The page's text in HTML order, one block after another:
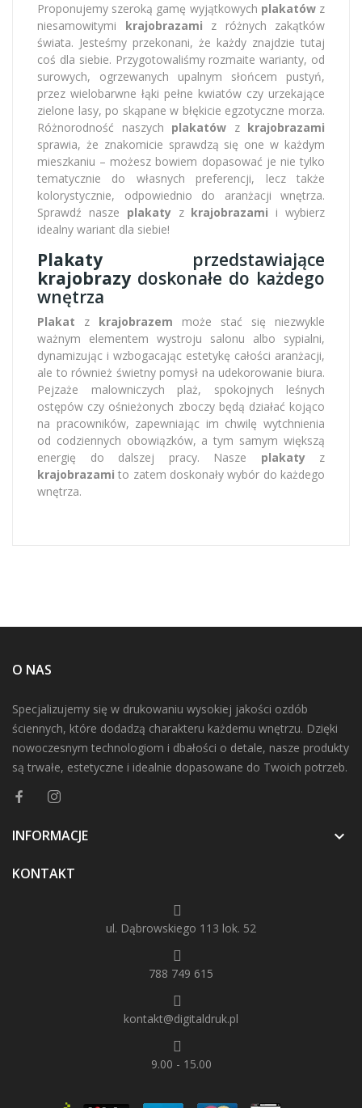
Proponujemy szeroką gamę wyjątkowych plakatów z
niesamowitymi krajobrazami z różnych zakątków
świata. Jesteśmy przekonani, że każdy znajdzie tutaj
coś dla siebie. Przygotowaliśmy rozmaite warianty, od
surowych, ogrzewanych upalnym słońcem pustyń,
przez wielobarwne łąki pełne kwiatów czy urzekające
zielone lasy, po skąpane w błękicie egzotyczne morza.
Różnorodność naszych plakatów z krajobrazami
sprawia, że znakomicie sprawdzą się one w każdym
mieszkaniu – możesz bowiem dopasować je nie tylko
tematycznie do własnych preferencji, lecz także
kolorystycznie, odpowiednio do aranżacji wnętrza.
Sprawdź nasze plakaty z krajobrazami i wybierz
idealny wariant dla siebie!
Plakaty przedstawiające
krajobrazy doskonałe do każdego
wnętrza
Plakat z krajobrazem może stać się niezwykle
ważnym elementem wystroju salonu albo sypialni,
dynamizując i wzbogacając estetykę całości aranżacji,
ale to również świetny pomysł na udekorowanie biura.
Pejzaże malowniczych plaż, spokojnych leśnych
ostępów czy ośnieżonych zboczy będą działać kojąco
na pracowników, zapewniając im chwilę wytchnienia
od codziennych obowiązków, a tym samym większą
energię do dalszej pracy. Nasze plakaty z
krajobrazamito zatem doskonały wybór do każdego
wnętrza.
O NAS
Specjalizujemy się w drukowaniu wysokiej jakości ozdób
ściennych, które dodadzą charakteru każdemu wnętrzu. Dzięki
nowoczesnym technologiom i dbałości o detale, nasze produkty
są trwałe, estetyczne i idealnie dopasowane do Twoich potrzeb.
INFORMACJE 
KONTAKT
ul. Dąbrowskiego 113 lok. 52
788 749 615
kontakt@digitaldruk.pl
9.00 - 15.00